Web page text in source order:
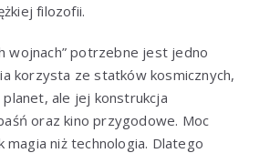
filozofii.
wojnach” potrzebne jest jedno
korzysta ze statków kosmicznych,
ale jej konstrukcja
oraz kino przygodowe. Moc
magia niż technologia. Dlatego